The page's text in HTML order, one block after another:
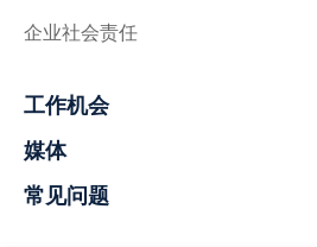
企业社会责任
工作机会
媒体
常见问题